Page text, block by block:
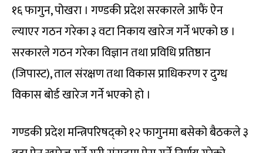
१६ फागुन, पोखरा । गण्डकी प्रदेश सरकारले आफैं ऐन
ल्याएर गठन गरेका ३ वटा निकाय खारेज गर्ने भएको छ ।
सरकारले गठन गरेका विज्ञान तथा प्रविधि प्रतिष्ठान
(जिपास्ट), ताल संरक्षण तथा विकास प्राधिकरण र दुग्ध
विकास बोर्ड खारेज गर्ने भएको हो ।
गण्डकी प्रदेश मन्त्रिपरिषद्‍को १२ फागुनमा बसेको बैठकले ३